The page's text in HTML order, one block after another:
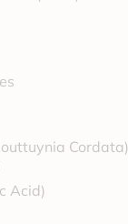
Cordata)
Acid)